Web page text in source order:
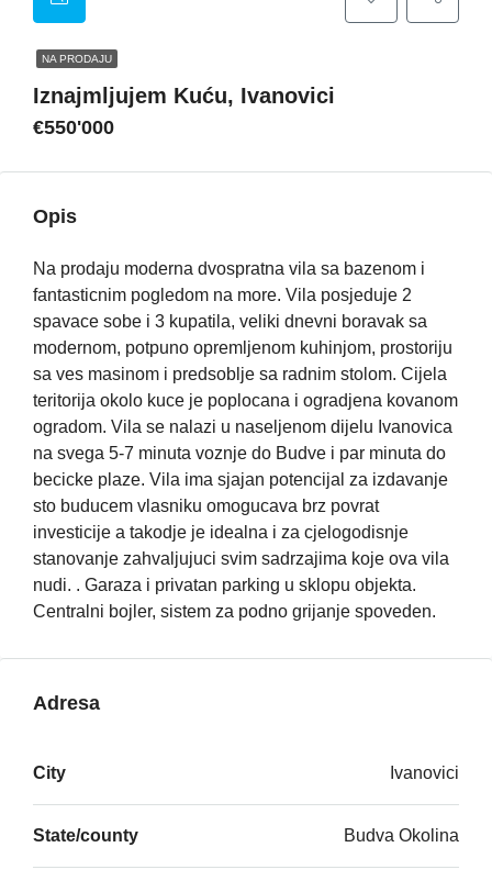
NA PRODAJU
Iznajmljujem Kuću, Ivanovici
€550'000
Opis
Na prodaju moderna dvospratna vila sa bazenom i
fantasticnim pogledom na more. Vila posjeduje 2
spavace sobe i 3 kupatila, veliki dnevni boravak sa
modernom, potpuno opremljenom kuhinjom, prostoriju
sa ves masinom i predsoblje sa radnim stolom. Cijela
teritorija okolo kuce je poplocana i ogradjena kovanom
ogradom. Vila se nalazi u naseljenom dijelu Ivanovica
na svega 5-7 minuta voznje do Budve i par minuta do
becicke plaze. Vila ima sjajan potencijal za izdavanje
sto buducem vlasniku omogucava brz povrat
investicije a takodje je idealna i za cjelogodisnje
stanovanje zahvaljujuci svim sadrzajima koje ova vila
nudi. . Garaza i privatan parking u sklopu objekta.
Centralni bojler, sistem za podno grijanje spoveden.
Adresa
City Ivanovici
State/county Budva Okolina